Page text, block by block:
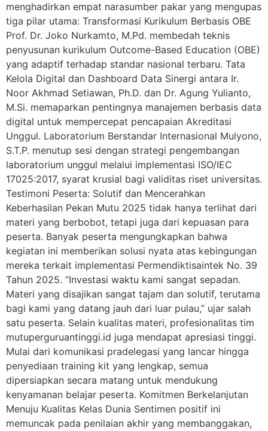
menghadirkan empat narasumber pakar yang mengupas
tiga pilar utama: Transformasi Kurikulum Berbasis OBE
Prof. Dr. Joko Nurkamto, M.Pd. membedah teknis
penyusunan kurikulum Outcome-Based Education (OBE)
yang adaptif terhadap standar nasional terbaru. Tata
Kelola Digital dan Dashboard Data Sinergi antara Ir.
Noor Akhmad Setiawan, Ph.D. dan Dr. Agung Yulianto,
M.Si. memaparkan pentingnya manajemen berbasis data
digital untuk mempercepat pencapaian Akreditasi
Unggul. Laboratorium Berstandar Internasional Mulyono,
S.T.P. menutup sesi dengan strategi pengembangan
laboratorium unggul melalui implementasi ISO/IEC
17025:2017, syarat krusial bagi validitas riset universitas.
Testimoni Peserta: Solutif dan Mencerahkan
Keberhasilan Pekan Mutu 2025 tidak hanya terlihat dari
materi yang berbobot, tetapi juga dari kepuasan para
peserta. Banyak peserta mengungkapkan bahwa
kegiatan ini memberikan solusi nyata atas kebingungan
mereka terkait implementasi Permendiktisaintek No. 39
Tahun 2025. “Investasi waktu kami sangat sepadan.
Materi yang disajikan sangat tajam dan solutif, terutama
bagi kami yang datang jauh dari luar pulau,” ujar salah
satu peserta. Selain kualitas materi, profesionalitas tim
mutuperguruantinggi.id juga mendapat apresiasi tinggi.
Mulai dari komunikasi pradelegasi yang lancar hingga
penyediaan training kit yang lengkap, semua
dipersiapkan secara matang untuk mendukung
kenyamanan belajar peserta. Komitmen Berkelanjutan
Menuju Kualitas Kelas Dunia Sentimen positif ini
memuncak pada penilaian akhir yang membanggakan,